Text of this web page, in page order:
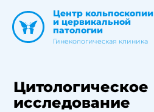
Центр кольпоскопии
и цервикальной
патологии
Гинекологическая клиника
Цитологическое
исследование